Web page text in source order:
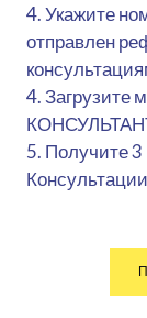
4. Укажите
отправлен
4. Загрузите
5. Получите